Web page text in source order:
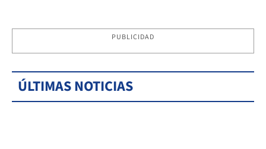
PUBLICIDAD
ÚLTIMAS NOTICIAS